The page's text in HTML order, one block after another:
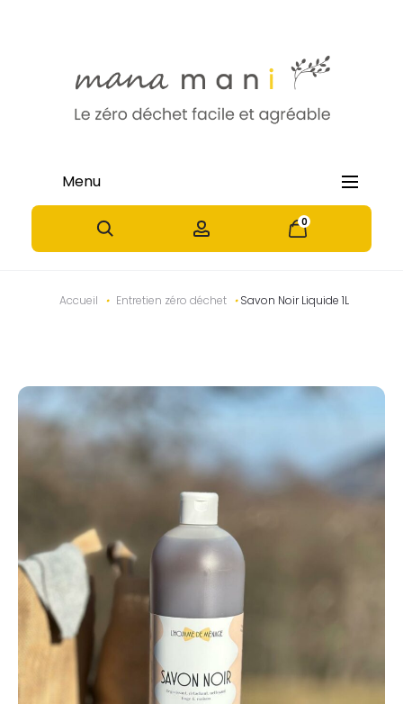
Menu
0
Accueil • Entretien zéro déchet •Savon Noir Liquide 1L